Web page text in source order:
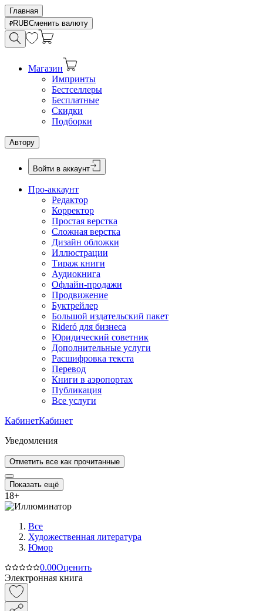
Главная
RUBСменить валюту
Магазин
Импринты
Бестселлеры
Бесплатные
Скидки
Подборки
Автору
Войти в аккаунт
Про-аккаунт
Редактор
Корректор
Простая верстка
Сложная верстка
Дизайн обложки
Иллюстрации
Тираж книги
Аудиокнига
Офлайн-продажи
Продвижение
Буктрейлер
Большой издательский пакет
Rideró для бизнеса
Юридический советник
Дополнительные услуги
Расшифровка текста
Перевод
Книги в аэропортах
Публикация
Все услуги
КабинетКабинет
Уведомления
Отметить все как прочитанные
Показать ещё
18+
Все
Художественная литература
Юмор
0.00Оценить
Электронная книга